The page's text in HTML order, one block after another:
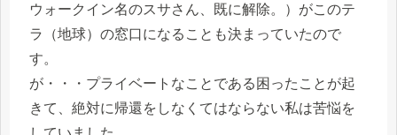
ウォークイン名のスサさん、既に解除。）がこのテ
ラ（地球）の窓口になることも決まっていたので
す。
が・・・プライベートなことである困ったことが起
きて、絶対に帰還をしなくてはならない私は苦悩を